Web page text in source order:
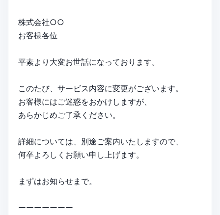
株式会社○○
お客様各位
平素より大変お世話になっております。
このたび、サービス内容に変更がございます。
お客様にはご迷惑をおかけしますが、
あらかじめご了承ください。
詳細については、別途ご案内いたしますので、
何卒よろしくお願い申し上げます。
まずはお知らせまで。
ーーーーーーー